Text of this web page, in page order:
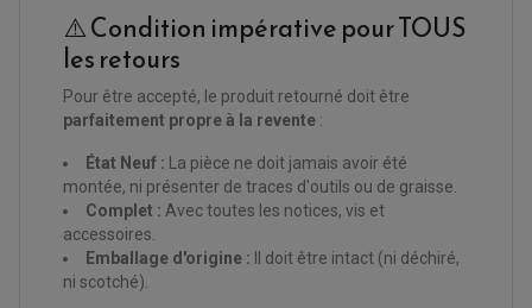
SUPPORT TOP CASE
SUPPORT VALISE LATERAL
TOP CASE ET VALISES
ÉCHAPPEMENT MOTO
SILENCIEUX / ÉCHAPPEMENT MOTO
ÉLECTRICITÉ
ACCESSOIRES ELECTRIQUE
CHARGEUR BATTERIE
CLIGNOTANT MOTO
ÉCHAPEMENT SCOOTER
ELECTRICITÉ
CLIGNOTANT TYPE ORIGINE
BATTERIE SCOOTER
CHARGEUR DE BATTERIE
REDRESSEUR / RÉGULATEUR
ECLAIRAGE SCOOTER
ENTRETIEN QUAD / SSV
BOUGIE QUAD
FILTRE A AIR BMC QUAD
FILTRE A AIR QUAD
COUPE-CONTACT
KIT CHAÎNE
GUIDE CHAÎNE
ROULETTE DE CHAÎNE
EMBRAYAGE OFF ROAD
PIÈCE MOTEUR
POMPE À EAU BOYESEN
KIT RÉPARATION CARBU
KIT RÉPARATION POMPE A EAU
⚠️ Condition impérative pour TOUS
les retours
Pour être accepté, le produit retourné doit être
parfaitement propre à la revente :
État Neuf : La pièce ne doit jamais avoir été
montée, ni présenter de traces d'outils ou de graisse.
Complet : Avec toutes les notices, vis et
accessoires.
Emballage d'origine : Il doit être intact (ni déchiré,
ni scotché).